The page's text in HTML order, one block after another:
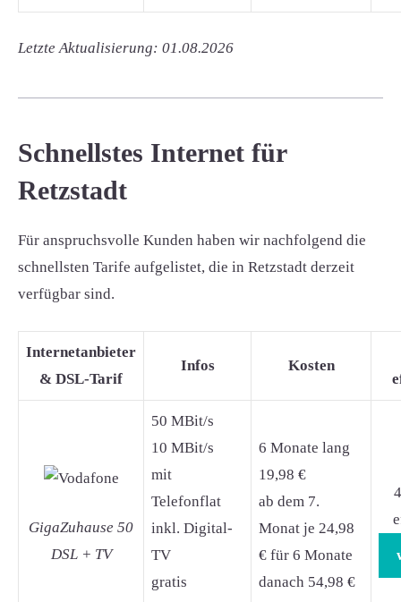
Letzte Aktualisierung: 01.08.2026
Schnellstes Internet für
Retzstadt
Für anspruchsvolle Kunden haben wir nachfolgend die
schnellsten Tarife aufgelistet, die in Retzstadt derzeit
verfügbar sind.
Internetanbieter
& DSL-Tarif
Infos Kosten
GigaZuhause 50
DSL + TV
50 MBit/s
10 MBit/s
mit
Telefonflat
inkl. Digital-
TV
gratis
6 Monate lang
19,98 €
ab dem 7.
Monat je 24,98
€ für 6 Monate
danach 54,98 €